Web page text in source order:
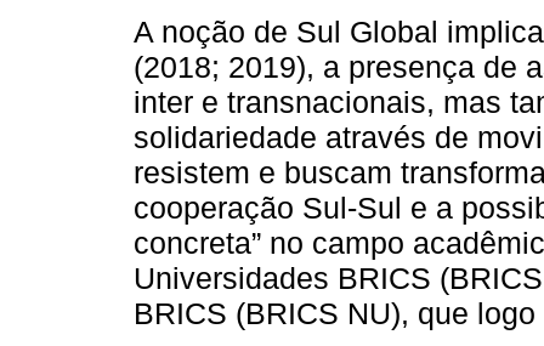
A noção de Sul Global
(2018; 2019), a presença de
inter e transnacionais, mas
solidariedade através de
resistem e buscam
cooperação Sul-Sul e a
concreta” no campo
Universidades BRICS
BRICS (BRICS NU), que